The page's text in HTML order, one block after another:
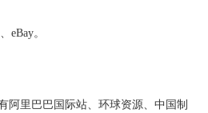
eBay。
阿里巴巴国际站、环球资源、中国制